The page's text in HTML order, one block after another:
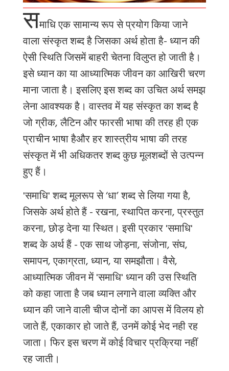
समाधिएक सामान्य रूप से प्रयोग किया जाने
वाला संस्कृत शब्द है जिसका अर्थ होता है- ध्यान की
ऐसी स्थिति जिसमें बाहरी चेतना विलुप्त हो जाती है।
इसे ध्यान का या आध्यात्मिक जीवन का आखिरी चरण
माना जाता है। इसलिए इस शब्द का उचितअर्थ समझ
लेना आवश्यक है।वास्तवमेंयहसंस्कृतकाशब्दहै
जोग्रीक,लैटिनऔरफारसीभाषाकीतरहहीएक
प्राचीन भाषाहैऔरहरशास्त्रीयभाषाकीतरह
संस्कृतमेंभीअधिकतरशब्द कुछमूलशब्दोंसेउत्पन्न
हुएहैं।
'समाधि' शब्दमूलरूप से‘धा’शब्द से लिया गया है,
जिसके अर्थ होते हैं - रखना,स्थापितकरना,प्रस्तुत
करना,छोड़देनायास्थित। इसीप्रकार'समाधि'
शब्द के अर्थ हैं-एक साथजोड़ना,संजोना,संघ,
समापन,एकाग्रता,ध्यान,या समझौता। वैसे,
आध्यात्मिक जीवन में'समाधि' ध्यान की उस स्थिति
को कहा जाता है जब ध्यान लगाने वाला व्यक्ति और
ध्यान की जाने वाली चीज दोनों का आपस में विलय हो
जाते हैं, एकाकार हो जाते हैं, उनमें कोई भेद नही रह
जाता। फिर इस चरण में कोई विचार प्रक्रिया नहीं
रह जाती।